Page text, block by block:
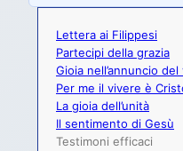
Lettera ai Filippesi
Partecipi della grazia
Gioia nell’annuncio del
Per me il vivere è
La gioia dell’unità
Il sentimento di Gesù
Testimoni efficaci